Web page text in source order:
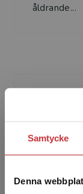
Samtycke
Denna
åldrande...
omfattar